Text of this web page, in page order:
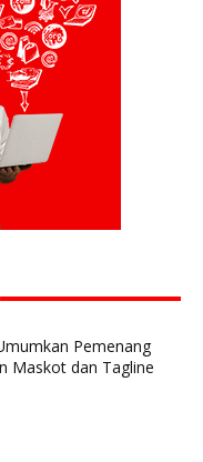
Pemenang
Maskot dan Tagline